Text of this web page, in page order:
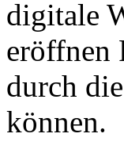
digitale
eröffnen
durch
können.